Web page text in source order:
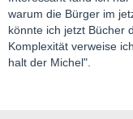
warum die Bürger im
könnte ich jetzt Bücher
Komplexität verweise
halt der Michel".